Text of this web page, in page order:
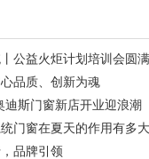
公益火炬计划培训会圆
品质、创新为魂
迪斯门窗新店开业迎浪潮
门窗在夏天的作用有多大
品牌引领